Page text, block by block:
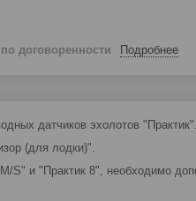
по договоренности Подробнее
датчиков эхолотов "Практик".
(для лодки)".
S" и "Практик 8", необходимо